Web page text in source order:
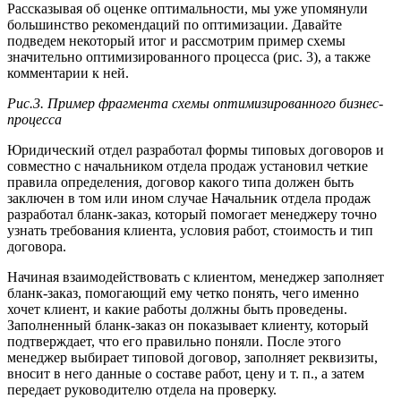
Рассказывая об оценке оптимальности, мы уже упомянули
большинство рекомендаций по оптимизации. Давайте
подведем некоторый итог и рассмотрим пример схемы
значительно оптимизированного процесса (рис. 3), а также
комментарии к ней.
Рис.3. Пример фрагмента схемы оптимизированного бизнес-
процесса
Юридический отдел разработал формы типовых договоров и
совместно с начальником отдела продаж установил четкие
правила определения, договор какого типа должен быть
заключен в том или ином случае Начальник отдела продаж
разработал бланк-заказ, который помогает менеджеру точно
узнать требования клиента, условия работ, стоимость и тип
договора.
Начиная взаимодействовать с клиентом, менеджер заполняет
бланк-заказ, помогающий ему четко понять, чего именно
хочет клиент, и какие работы должны быть проведены.
Заполненный бланк-заказ он показывает клиенту, который
подтверждает, что его правильно поняли. После этого
менеджер выбирает типовой договор, заполняет реквизиты,
вносит в него данные о составе работ, цену и т. п., а затем
передает руководителю отдела на проверку.